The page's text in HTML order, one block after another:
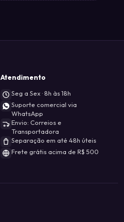
Atendimento
Seg a Sex · 8h às 18h
Suporte comercial via
WhatsApp
Envio: Correios e
Transportadora
Separação em até 48h úteis
Frete grátis acima de R$ 500